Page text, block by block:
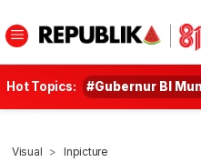
Hot Topics: #Gubernur BI
Visual Inpicture